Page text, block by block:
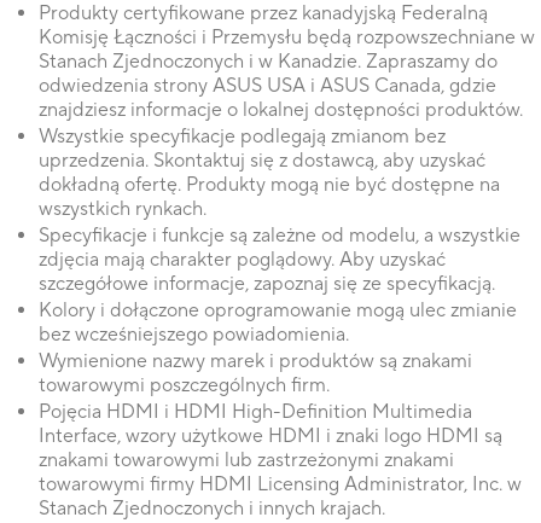
Produkty certyfikowane przez kanadyjską Federalną
Komisję Łączności i Przemysłu będą rozpowszechniane w
Stanach Zjednoczonych i w Kanadzie. Zapraszamy do
odwiedzenia strony ASUS USA i ASUS Canada, gdzie
znajdziesz informacje o lokalnej dostępności produktów.
Wszystkie specyfikacje podlegają zmianom bez
uprzedzenia. Skontaktuj się z dostawcą, aby uzyskać
dokładną ofertę. Produkty mogą nie być dostępne na
wszystkich rynkach.
Specyfikacje i funkcje są zależne od modelu, a wszystkie
zdjęcia mają charakter poglądowy. Aby uzyskać
szczegółowe informacje, zapoznaj się ze specyfikacją.
Kolory i dołączone oprogramowanie mogą ulec zmianie
bez wcześniejszego powiadomienia.
Wymienione nazwy marek i produktów są znakami
towarowymi poszczególnych firm.
Pojęcia HDMI i HDMI High-Definition Multimedia
Interface, wzory użytkowe HDMI i znaki logo HDMI są
znakami towarowymi lub zastrzeżonymi znakami
towarowymi firmy HDMI Licensing Administrator, Inc. w
Stanach Zjednoczonych i innych krajach.